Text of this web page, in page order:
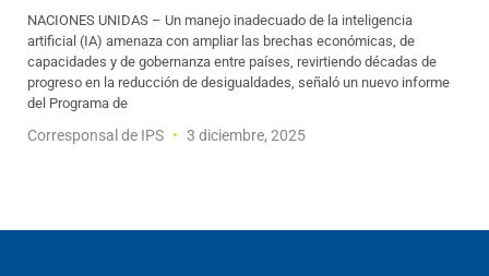
NACIONES UNIDAS – Un manejo inadecuado de la inteligencia
artificial (IA) amenaza con ampliar las brechas económicas, de
capacidades y de gobernanza entre países, revirtiendo décadas de
progreso en la reducción de desigualdades, señaló un nuevo informe
del Programa de
Corresponsal de IPS 3 diciembre, 2025